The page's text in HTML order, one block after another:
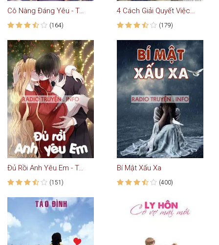
Cô Nàng Đáng Yêu - Truyện Ngôn Tình
(164)
4 Cách Giải Quyết Việc Khó Của Người Xưa
(179)
Đủ Rồi Anh Yêu Em - Truyện Ngôn Tình
(151)
Bí Mật Xấu Xa
(400)